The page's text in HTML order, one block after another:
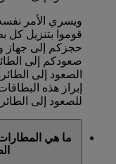
ويسري الأمر
قوموا بتنزيل كل
حجزكم إلى جهاز
صعودكم إلى
الصعود إلى
إبراز هذه
للصعود إلى
ما هي المطارات